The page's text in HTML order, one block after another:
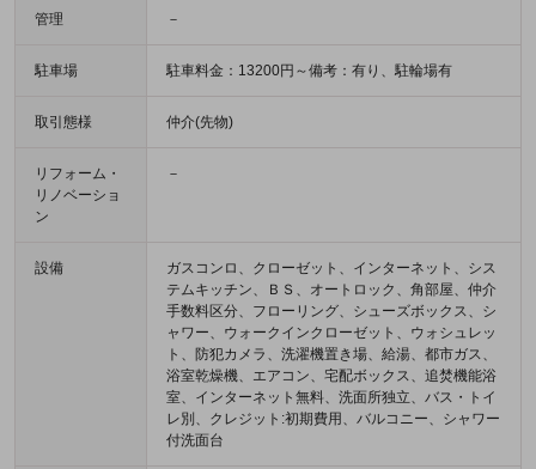
管理 －
駐車場 駐車料金：13200円～備考：有り、駐輪場有
取引態様 仲介(先物)
リフォーム・
リノベーショ
ン
－
設備
ガスコンロ、クローゼット、インターネット、シス
テムキッチン、ＢＳ、オートロック、角部屋、仲介
手数料区分、フローリング、シューズボックス、シ
ャワー、ウォークインクローゼット、ウォシュレッ
ト、防犯カメラ、洗濯機置き場、給湯、都市ガス、
浴室乾燥機、エアコン、宅配ボックス、追焚機能浴
室、インターネット無料、洗面所独立、バス・トイ
レ別、クレジット:初期費用、バルコニー、シャワー
付洗面台